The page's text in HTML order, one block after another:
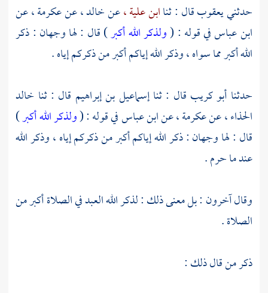
حدثنييعقوبقال : ثناابن علية ،عنخالد ،عنعكرمة ،عن
ابن عباسفي قوله : (ولذكر الله أكبر) قال : لها وجهان : ذكر
الله أكبر مما سواه ، وذكر الله إياكم أكبر من ذكركم إياه .
حدثنا أبو كريب قال : ثناإسماعيل بن إبراهيم قال : ثنا خالد
الحذاء ،عنعكرمة ،عنابن عباسفي قوله : (ولذكر الله أكبر)
قال : لها وجهان : ذكر الله إياكم أكبر من ذكركم إياه ، وذكر الله
عند ما حرم .
وقال آخرون : بل معنى ذلك : لذكر الله العبد في الصلاة أكبر من
الصلاة .
ذكر من قال ذلك :